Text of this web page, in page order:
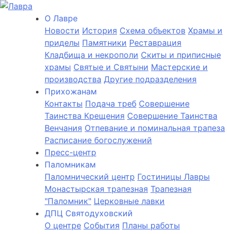
О Лаврe
Новости История Cхема объектов Храмы и
приделы Памятники Реставрация
Кладбища и некрополи Скиты и приписные
храмы Святые и Святыни Мастерские и
производства Другие подразделения
Прихожанам
Контакты Подача треб Совершение
Таинства Крещения Совершение Таинства
Венчания Отпевание и поминальная трапеза
Расписание богослужений
Пресс-центр
Паломникам
Паломнический центр Гостиницы Лавры
Монастырская трапезная Трапезная
"Паломник" Церковные лавки
ДПЦ Святодуховский
О центре События Планы работы